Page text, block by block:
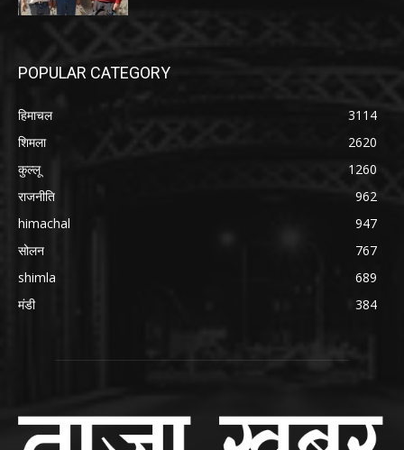
POPULAR CATEGORY
हिमाचल
3114
शिमला
2620
कुल्लू
1260
राजनीति
962
himachal
947
सोलन
767
shimla
689
मंडी
384